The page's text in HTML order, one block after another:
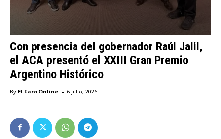
Con presencia del gobernador Raúl Jalil,
el ACA presentó el XXIII Gran Premio
Argentino Histórico
By El Faro Online - 6 julio, 2026